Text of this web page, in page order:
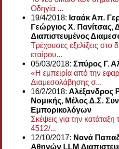
Οδηγία ...
19/4/2018: Ισαάκ Απ.
Γεώργιος Χ. Πανίτσας,
Διαπιστευμένος
Τρέχουσες εξελίξεις στο
εταίρου...
05/03/2018: Σπύρος Γ.
«Η εμπειρία από την
Διαμεσολάβησης σ...
16/2/2018: Αλέξανδρος
Νομικής, Μέλος Δ.Σ.
Εμπορικολόγων
Σκέψεις για την
4512/...
12/10/2017: Νανά
Αθηνών LLM